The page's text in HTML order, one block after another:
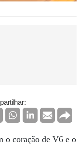
o coração de V6 e o